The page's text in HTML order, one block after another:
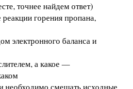
точнее найдем ответ)
горения пропана,
электронного баланса и
а какое —